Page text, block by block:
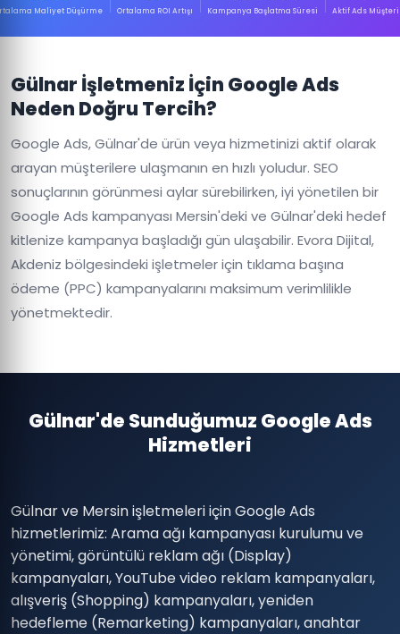
Maliyet Düşürme Ortalama ROI Artışı Kampanya Başlatma Süresi Aktif Ads
Gülnar İşletmeniz İçin Google Ads
Neden Doğru Tercih?
Google Ads, Gülnar'de ürün veya hizmetinizi aktif olarak
arayan müşterilere ulaşmanın en hızlı yoludur. SEO
sonuçlarının görünmesi aylar sürebilirken, iyi yönetilen bir
Google Ads kampanyası Mersin'deki ve Gülnar'deki hedef
kitlenize kampanya başladığı gün ulaşabilir. Evora Dijital,
Akdeniz bölgesindeki işletmeler için tıklama başına
ödeme (PPC) kampanyalarını maksimum verimlilikle
yönetmektedir.
Gülnar'de Sunduğumuz Google Ads
Hizmetleri
Gülnar ve Mersin işletmeleri için Google Ads
hizmetlerimiz: Arama ağı kampanyası kurulumu ve
yönetimi, görüntülü reklam ağı (Display)
kampanyaları, YouTube video reklam kampanyaları,
alışveriş (Shopping) kampanyaları, yeniden
hedefleme (Remarketing) kampanyaları, anahtar